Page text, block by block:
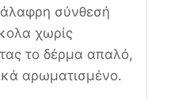
σύνθεσή
χωρίς
το δέρμα απαλό,
αρωματισμένο.